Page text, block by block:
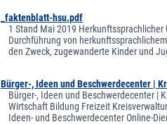
_faktenblatt-hsu.pdf
1 Stand Mai 2019
Durchführung von
den Zweck, zugewanderte Kinder und
Bürger-, Ideen und Beschwerdecenter |
Bürger-, Ideen und Beschwerdecenter |
Wirtschaft Bildung Freizeit
Ideen- und Beschwerdecenter Online-